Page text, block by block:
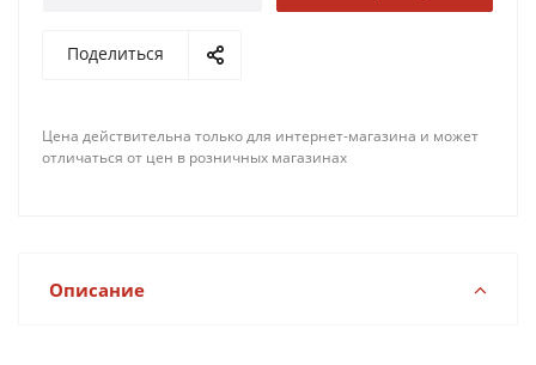
Поделиться
Цена действительна только для интернет-магазина и может
отличаться от цен в розничных магазинах
Описание